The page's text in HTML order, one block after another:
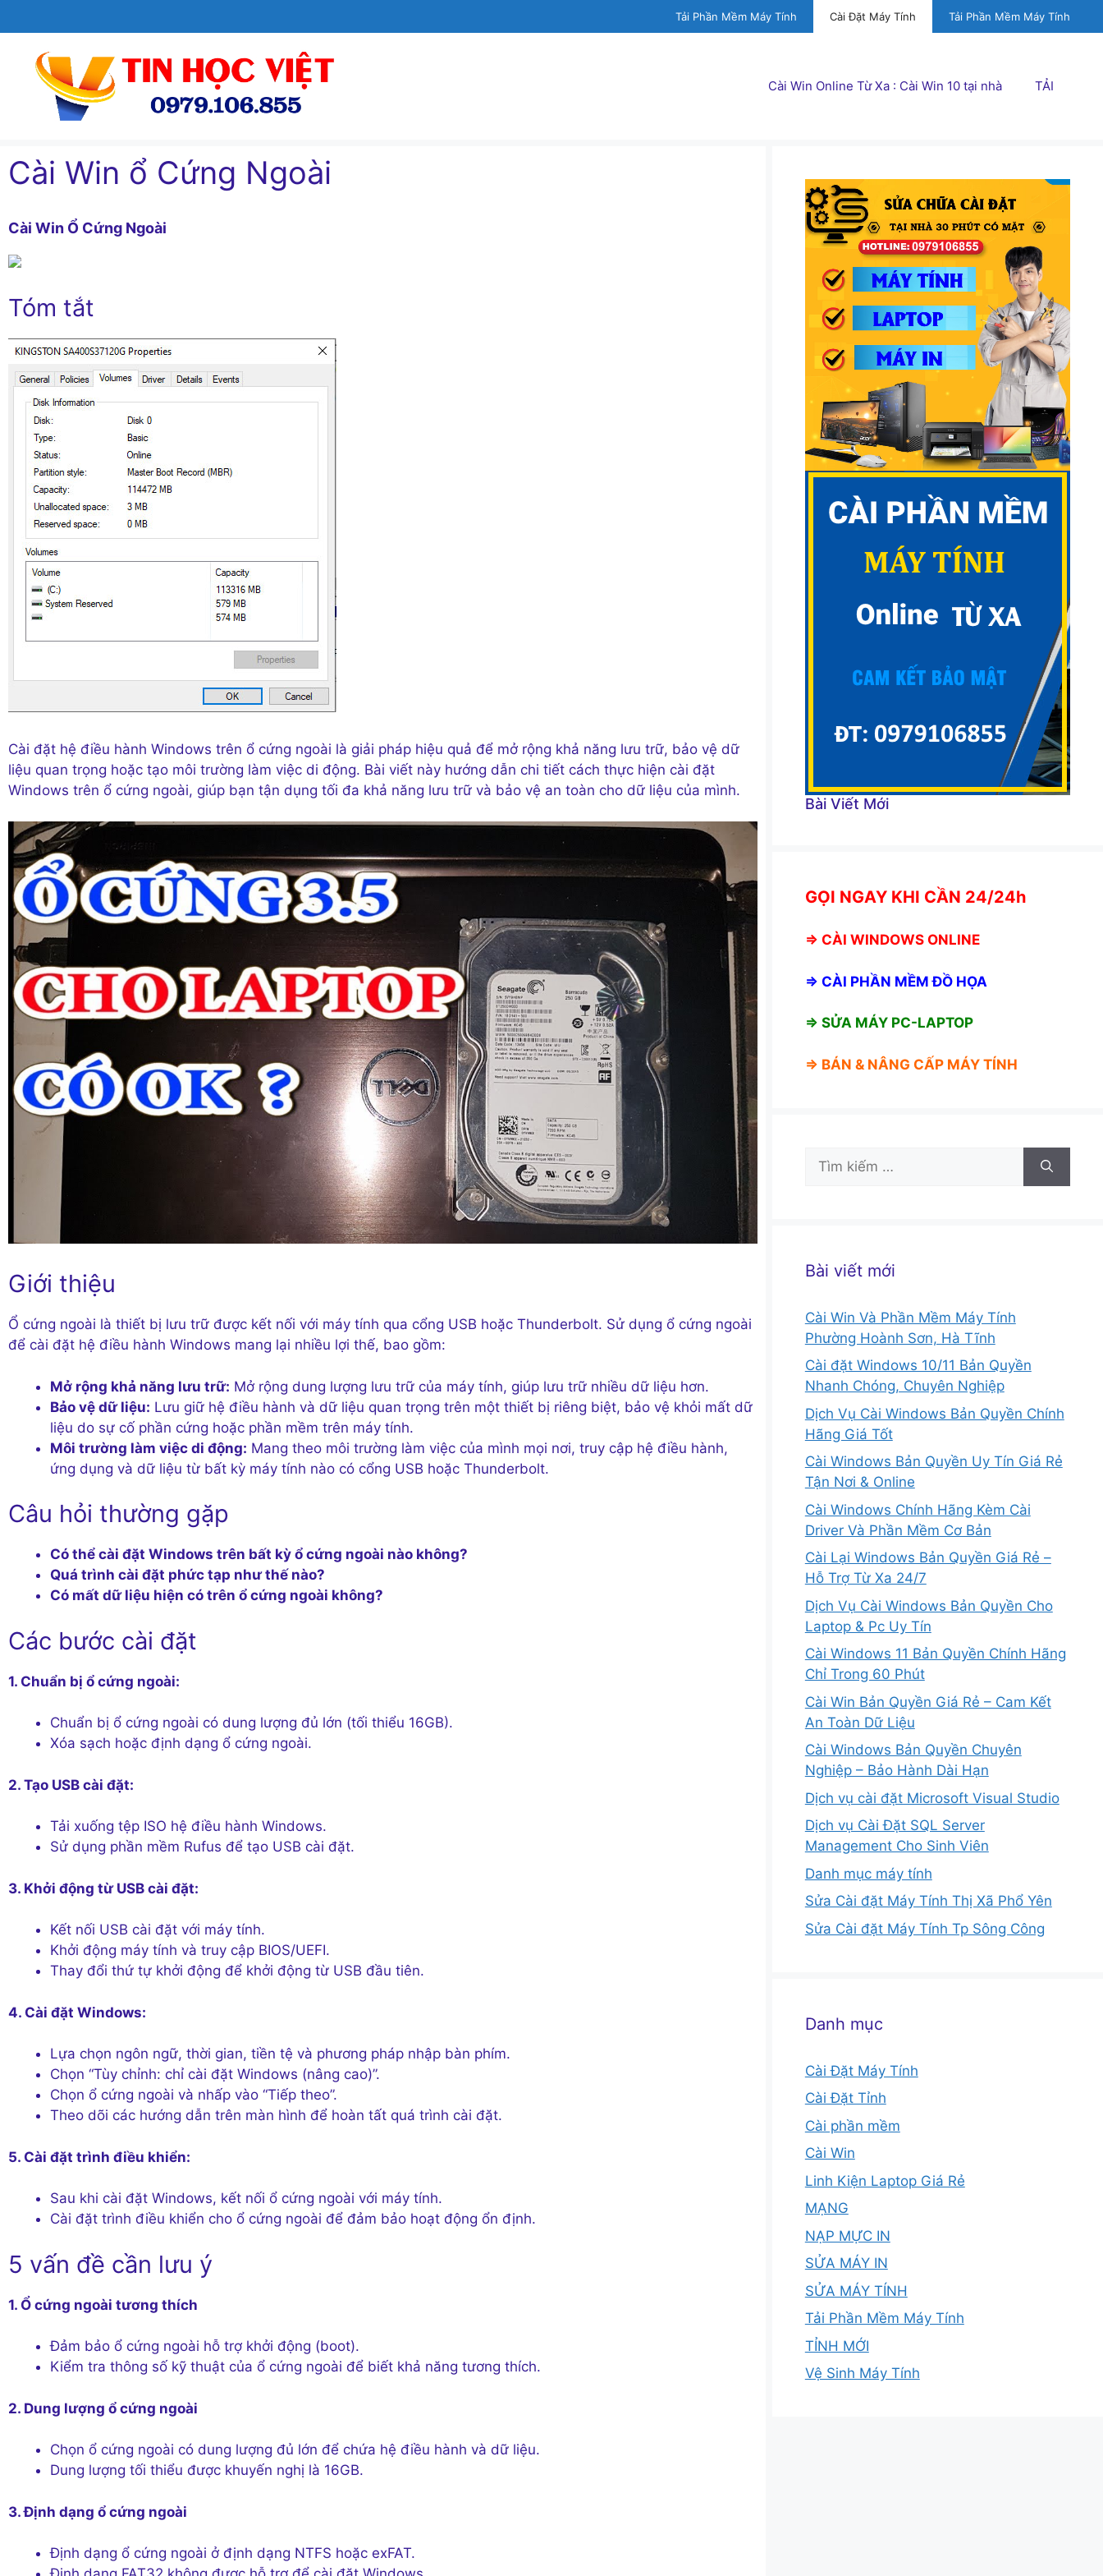
đến
Tải Phần Mềm Máy Tính Cài Đặt Máy Tính Tải Phần Mềm Máy Tính
Cài Win Online Từ Xa : Cài Win 10 tại nhà TẢI
Cài Win ổ Cứng Ngoài
Cài Win Ổ Cứng Ngoài
Tóm tắt
Cài đặt hệ điều hành Windows trên ổ cứng ngoài là giải pháp hiệu quả để mở rộng khả năng lưu trữ, bảo vệ dữ
liệu quan trọng hoặc tạo môi trường làm việc di động. Bài viết này hướng dẫn chi tiết cách thực hiện cài đặt
Windows trên ổ cứng ngoài, giúp bạn tận dụng tối đa khả năng lưu trữ và bảo vệ an toàn cho dữ liệu của mình.
Giới thiệu
Ổ cứng ngoài là thiết bị lưu trữ được kết nối với máy tính qua cổng USB hoặc Thunderbolt. Sử dụng ổ cứng ngoài
để cài đặt hệ điều hành Windows mang lại nhiều lợi thế, bao gồm:
Mở rộng khả năng lưu trữ: Mở rộng dung lượng lưu trữ của máy tính, giúp lưu trữ nhiều dữ liệu hơn.
Bảo vệ dữ liệu: Lưu giữ hệ điều hành và dữ liệu quan trọng trên một thiết bị riêng biệt, bảo vệ khỏi mất dữ
liệu do sự cố phần cứng hoặc phần mềm trên máy tính.
Môi trường làm việc di động: Mang theo môi trường làm việc của mình mọi nơi, truy cập hệ điều hành,
ứng dụng và dữ liệu từ bất kỳ máy tính nào có cổng USB hoặc Thunderbolt.
Câu hỏi thường gặp
Có thể cài đặt Windows trên bất kỳ ổ cứng ngoài nào không?
Quá trình cài đặt phức tạp như thế nào?
Có mất dữ liệu hiện có trên ổ cứng ngoài không?
Các bước cài đặt
1. Chuẩn bị ổ cứng ngoài:
Chuẩn bị ổ cứng ngoài có dung lượng đủ lớn (tối thiểu 16GB).
Xóa sạch hoặc định dạng ổ cứng ngoài.
2. Tạo USB cài đặt:
Tải xuống tệp ISO hệ điều hành Windows.
Sử dụng phần mềm Rufus để tạo USB cài đặt.
3. Khởi động từ USB cài đặt:
Kết nối USB cài đặt với máy tính.
Khởi động máy tính và truy cập BIOS/UEFI.
Thay đổi thứ tự khởi động để khởi động từ USB đầu tiên.
4. Cài đặt Windows:
Lựa chọn ngôn ngữ, thời gian, tiền tệ và phương pháp nhập bàn phím.
Chọn “Tùy chỉnh: chỉ cài đặt Windows (nâng cao)”.
Chọn ổ cứng ngoài và nhấp vào “Tiếp theo”.
Theo dõi các hướng dẫn trên màn hình để hoàn tất quá trình cài đặt.
5. Cài đặt trình điều khiển:
Sau khi cài đặt Windows, kết nối ổ cứng ngoài với máy tính.
Cài đặt trình điều khiển cho ổ cứng ngoài để đảm bảo hoạt động ổn định.
5 vấn đề cần lưu ý
1. Ổ cứng ngoài tương thích
Đảm bảo ổ cứng ngoài hỗ trợ khởi động (boot).
Kiểm tra thông số kỹ thuật của ổ cứng ngoài để biết khả năng tương thích.
2. Dung lượng ổ cứng ngoài
Chọn ổ cứng ngoài có dung lượng đủ lớn để chứa hệ điều hành và dữ liệu.
Dung lượng tối thiểu được khuyến nghị là 16GB.
3. Định dạng ổ cứng ngoài
Định dạng ổ cứng ngoài ở định dạng NTFS hoặc exFAT.
Bài Viết Mới
GỌI NGAY KHI CẦN 24/24h
⇒ CÀI WINDOWS ONLINE
⇒ CÀI PHẦN MỀM ĐỒ HỌA
⇒ SỬA MÁY PC-LAPTOP
⇒ BÁN & NÂNG CẤP MÁY TÍNH
Tìm
kiếm
Bài viết mới
Cài Win Và Phần Mềm Máy Tính
Phường Hoành Sơn, Hà Tĩnh
Cài đặt Windows 10/11 Bản Quyền
Nhanh Chóng, Chuyên Nghiệp
Dịch Vụ Cài Windows Bản Quyền Chính
Hãng Giá Tốt
Cài Windows Bản Quyền Uy Tín Giá Rẻ
Tận Nơi & Online
Cài Windows Chính Hãng Kèm Cài
Driver Và Phần Mềm Cơ Bản
Cài Lại Windows Bản Quyền Giá Rẻ –
Hỗ Trợ Từ Xa 24/7
Dịch Vụ Cài Windows Bản Quyền Cho
Laptop & Pc Uy Tín
Cài Windows 11 Bản Quyền Chính Hãng
Chỉ Trong 60 Phút
Cài Win Bản Quyền Giá Rẻ – Cam Kết
An Toàn Dữ Liệu
Cài Windows Bản Quyền Chuyên
Nghiệp – Bảo Hành Dài Hạn
Dịch vụ cài đặt Microsoft Visual Studio
Dịch vụ Cài Đặt SQL Server
Management Cho Sinh Viên
Danh mục máy tính
Sửa Cài đặt Máy Tính Thị Xã Phổ Yên
Sửa Cài đặt Máy Tính Tp Sông Công
Danh mục
Cài Đặt Máy Tính
Cài Đặt Tỉnh
Cài phần mềm
Cài Win
Linh Kiện Laptop Giá Rẻ
MẠNG
NẠP MỰC IN
SỬA MÁY IN
SỬA MÁY TÍNH
Tải Phần Mềm Máy Tính
TỈNH MỚI
Vệ Sinh Máy Tính